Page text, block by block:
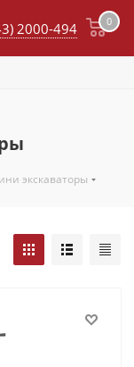
0
2000-494
экскаваторы